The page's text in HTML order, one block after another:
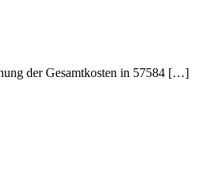
der Gesamtkosten in 57584 […]